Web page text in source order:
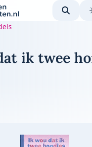
— naar de
ik twee